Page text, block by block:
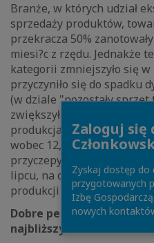
Branże, w których udział
sprzedaży produktów,
przekracza 50%
miesi?c z rzędu. Jednakże
kategorii zmniejszyło się
przyczyniło się do spadku
(w dziale "pozostały
zwiększyła się jedynie o
produkcja urz?dzeń
wobec 12,1%). Z kolei
przyczepy i naczepy”
lipcu, na co wskazywały
produkcji samochodów
Dobre perspektywy dla
najbliższych miesi?cach
Zaloguj się
Zyskaj dostęp
przygotowanych
Izbę
nowych